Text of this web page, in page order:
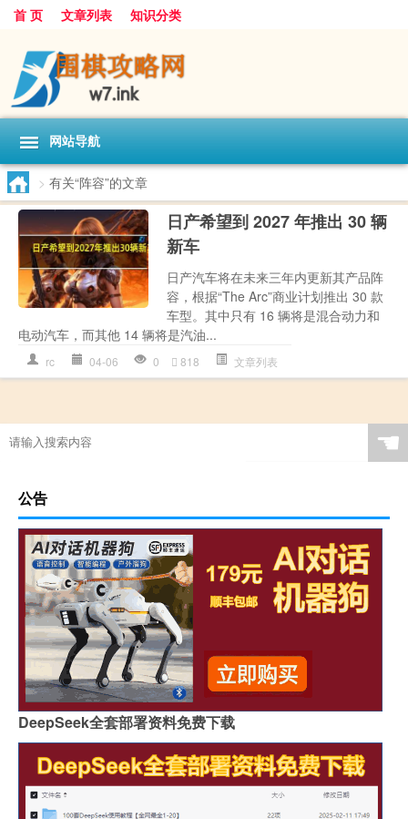
首 页 文章列表 知识分类
网站导航
> 有关“阵容”的文章
日产希望到 2027 年推出 30 辆
新车
日产汽车将在未来三年内更新其产品阵
容，根据“The Arc”商业计划推出 30 款
车型。其中只有 16 辆将是混合动力和
电动汽车，而其他 14 辆将是汽油...
rc 04-06 0 818 文章列表
☚
公告
DeepSeek全套部署资料免费下载